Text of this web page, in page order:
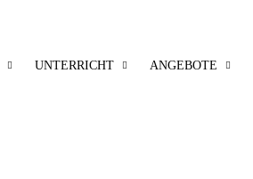
UNTERRICHT ANGEBOTE